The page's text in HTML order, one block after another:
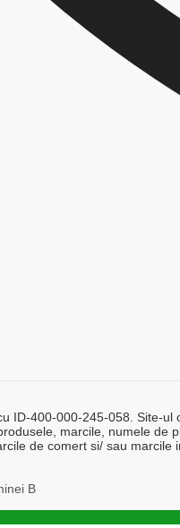
B
ID-400-000-245-058. Site-
marcile, numele
de comert si/ sau